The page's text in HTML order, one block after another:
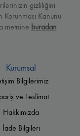
gizliliğini
Korunması Kanunu
metnine buradan
Kurumsal
Bilgilerimiz
ve Teslimat
Hakkımızda
İade Bilgileri